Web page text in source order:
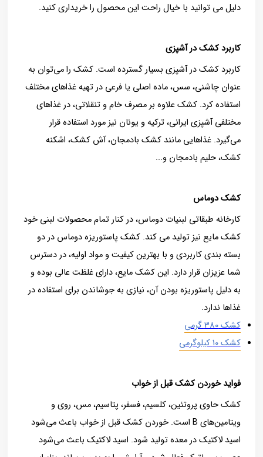
دلیل می توانید با خیال راحت این محصول را خریداری کنید.
کاربرد کشک در آشپزی
کاربرد کشک در آشپزی بسیار گسترده است. کشک را می‌توان به
عنوان چاشنی، سس، ماده اصلی یا فرعی در تهیه غذاهای مختلف
استفاده کرد. کشک علاوه بر مصرف خام و تنقلاتی، در غذاهای
مختلفی آشپزی ایرانی، ترکیه و یونان نیز مورد استفاده قرار
می‌گیرد. غذاهایی مانند کشک بادمجان، آش کشک، اشکنه
کشک، حلیم بادمجان و...
کشک دوماس
کارخانه طبقاتی لبنیات دوماس، در کنار تمام محصولات لبنی خود
کشک مایع نیز تولید می کند. کشک پاستوریزه دوماس در دو
بسته بندی کاربردی و با بهترین کیفیت و مواد اولیه، در دسترس
شما عزیزان قرار دارد. این کشک مایع، دارای غلظت عالی بوده و
به دلیل پاستوریزه بودن آن، نیازی به جوشاندن برای استفاده در
غذاها ندارد.
کشک 380 گرمی
کشک 10 کیلوگرمی
فواید خوردن کشک قبل از خواب
کشک حاوی پروتئین، کلسیم، فسفر، پتاسیم، مس، روی و
ویتامین‌های B است. خوردن کشک قبل از خواب باعث می‌شود
اسید لاکتیک در معده تولید شود. اسید لاکتیک باعث می‌شود